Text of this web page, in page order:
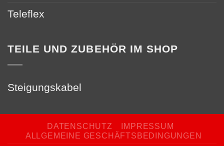
Teleflex
TEILE UND ZUBEHÖR IM SHOP
Steigungskabel
DATENSCHUTZ
IMPRESSUM
ALLGEMEINE GESCHÄFTSBEDINGUNGEN